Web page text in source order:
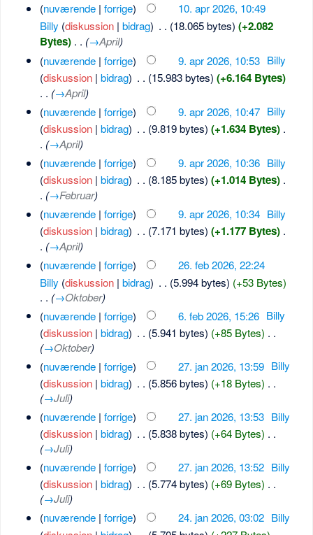
(nuværende| forrige)
10. apr 2026, 10:49
Billy (diskussion| bidrag) . . (18.065 bytes) (+2.082
Bytes)‎ . . (→April)
(nuværende| forrige) 9. apr 2026, 10:53 Billy
(diskussion| bidrag) . . (15.983 bytes) (+6.164 Bytes)
. . (→April)
(nuværende| forrige) 9. apr 2026, 10:47 Billy
(diskussion| bidrag) . . (9.819 bytes) (+1.634 Bytes)‎ .
. (→April)
(nuværende| forrige) 9. apr 2026, 10:36 Billy
(diskussion| bidrag) . . (8.185 bytes) (+1.014 Bytes)‎ .
. (→Februar)
(nuværende| forrige) 9. apr 2026, 10:34 Billy
(diskussion| bidrag) . . (7.171 bytes) (+1.177 Bytes)‎ .
. (→April)
(nuværende| forrige)
26. feb 2026, 22:24
Billy (diskussion| bidrag) . . (5.994 bytes) (+53 Bytes)
. . (→Oktober)
(nuværende| forrige) 6. feb 2026, 15:26 Billy
(diskussion| bidrag) . . (5.941 bytes) (+85 Bytes) . .
(→Oktober)
(nuværende| forrige) 27. jan 2026, 13:59 Billy
(diskussion| bidrag) . . (5.856 bytes) (+18 Bytes) . .
(→Juli)
(nuværende| forrige) 27. jan 2026, 13:53 Billy
(diskussion| bidrag) . . (5.838 bytes) (+64 Bytes) . .
(→Juli)
(nuværende| forrige) 27. jan 2026, 13:52 Billy
(diskussion| bidrag) . . (5.774 bytes) (+69 Bytes) . .
(→Juli)
(nuværende| forrige) 24. jan 2026, 03:02 Billy